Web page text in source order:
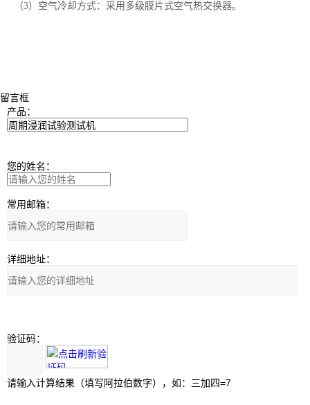
（3）空气冷却方式：采用多级膜片式空气热交换器。
留言框
产品：
您的姓名：
常用邮箱：
详细地址：
验证码：
请输入计算结果（填写阿拉伯数字），如：三加四=7